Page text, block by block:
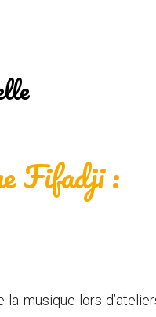
Fifadji :
musique lors